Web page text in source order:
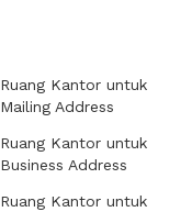
Ruang Kantor untuk
Mailing Address
Ruang Kantor untuk
Business Address
Ruang Kantor untuk